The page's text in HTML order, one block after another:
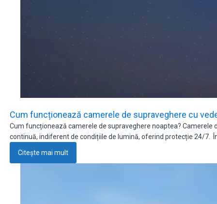
Cum funcționează camerele de supraveghere cu
Cum funcționează camerele de supraveghere noaptea?
continuă, indiferent de condițiile de lumină, oferind protecție 24/7.
Citește mai mult